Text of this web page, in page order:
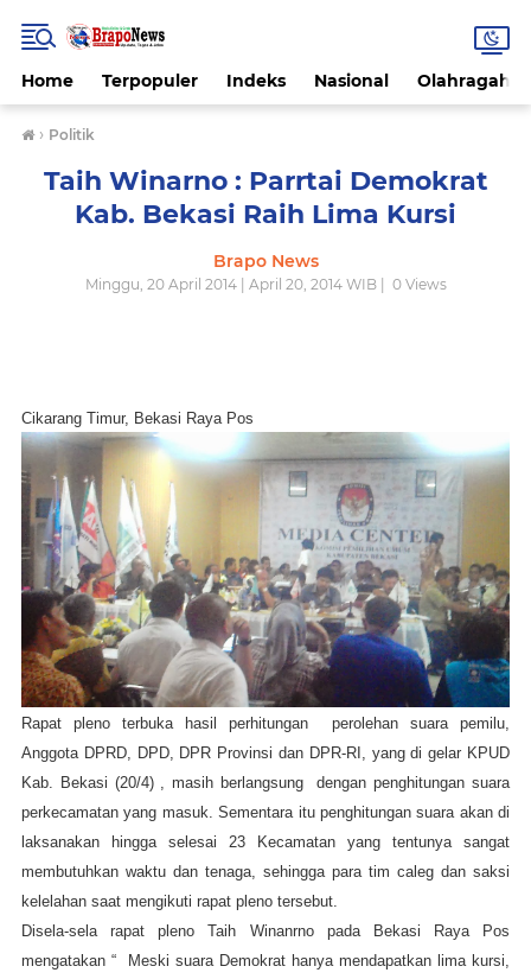
Home Terpopuler Indeks Nasional Olahragah
› Politik
Taih Winarno : Parrtai Demokrat
Kab. Bekasi Raih Lima Kursi
Brapo News
Minggu, 20 April 2014 | April 20, 2014 WIB | 0Views
Cikarang Timur, Bekasi Raya Pos
Rapat pleno terbuka hasil perhitungan perolehan suara pemilu,
Anggota DPRD, DPD, DPR Provinsi dan DPR-RI, yang di gelar KPUD
Kab. Bekasi (20/4) , masih berlangsung dengan penghitungan suara
perkecamatan yang masuk. Sementara itu penghitungan suara akan di
laksanakan hingga selesai 23 Kecamatan yang tentunya sangat
membutuhkan waktu dan tenaga, sehingga para tim caleg dan saksi
kelelahan saat mengikuti rapat pleno tersebut.
Disela-sela rapat pleno Taih Winanrno pada Bekasi Raya Pos
mengatakan “ Meski suara Demokrat hanya mendapatkan lima kursi,